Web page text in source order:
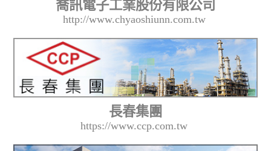
喬訊電子工業股份有限公司
http://www.chyaoshiunn.com.tw
長春集團
https://www.ccp.com.tw